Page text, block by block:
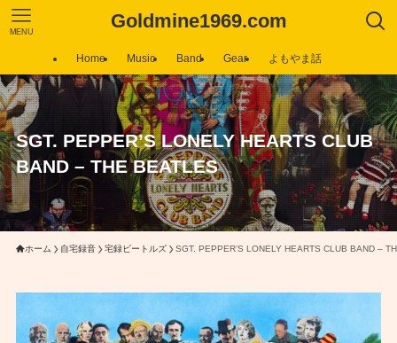
Goldmine1969.com
MENU
Home Music Band Gear よもやま話
SGT. PEPPER’S LONELY HEARTS CLUB
BAND – THE BEATLES
ホーム 自宅録音 宅録ビートルズ SGT. PEPPER’S LONELY HEARTS CLUB BAND –